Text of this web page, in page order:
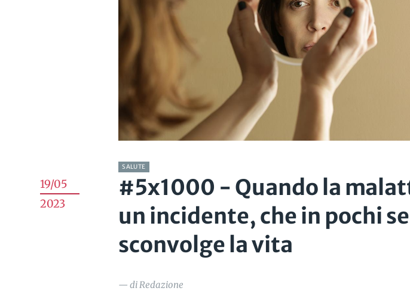
19/05
2023
SALUTE
#5x1000 - Quando la
un incidente, che in pochi
sconvolge la vita
— di Redazione